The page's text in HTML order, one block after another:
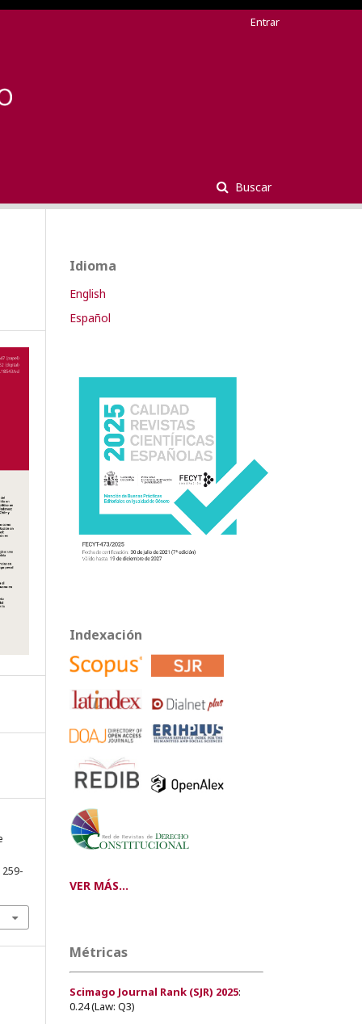
Buscar
Entrar
259-
Idioma
English
Español
Indexación
VER MÁS...
Métricas
Scimago Journal Rank (SJR) 2025:
0.24 (Law: Q3)